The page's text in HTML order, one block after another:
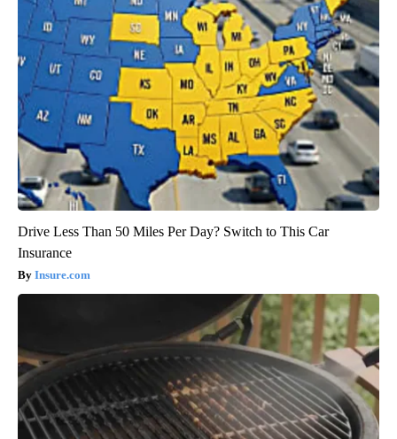
Drive Less Than 50 Miles Per Day? Switch to This Car
Insurance
Insure.com